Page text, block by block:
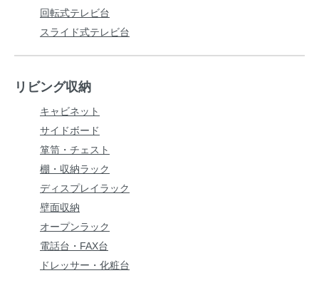
回転式テレビ台
スライド式テレビ台
リビング収納
キャビネット
サイドボード
箪笥・チェスト
棚・収納ラック
ディスプレイラック
壁面収納
オープンラック
電話台・FAX台
ドレッサー・化粧台